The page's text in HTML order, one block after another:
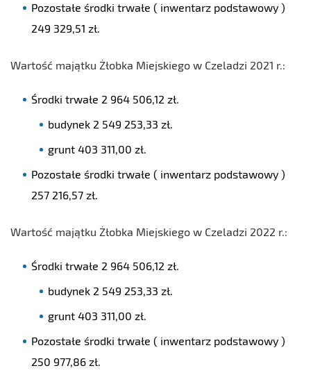
Pozostałe środki trwałe ( inwentarz podstawowy )
249 329,51 zł.
Wartość majątku Żłobka Miejskiego w Czeladzi 2021 r.:
Środki trwałe 2 964 506,12 zł.
budynek 2 549 253,33 zł.
grunt 403 311,00 zł.
Pozostałe środki trwałe ( inwentarz podstawowy )
257 216,57 zł.
Wartość majątku Żłobka Miejskiego w Czeladzi 2022 r.:
Środki trwałe 2 964 506,12 zł.
budynek 2 549 253,33 zł.
grunt 403 311,00 zł.
Pozostałe środki trwałe ( inwentarz podstawowy )
250 977,86 zł.